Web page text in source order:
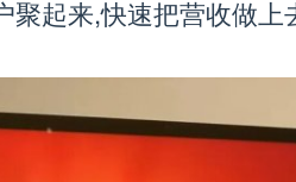
聚起来,快速把营收做上